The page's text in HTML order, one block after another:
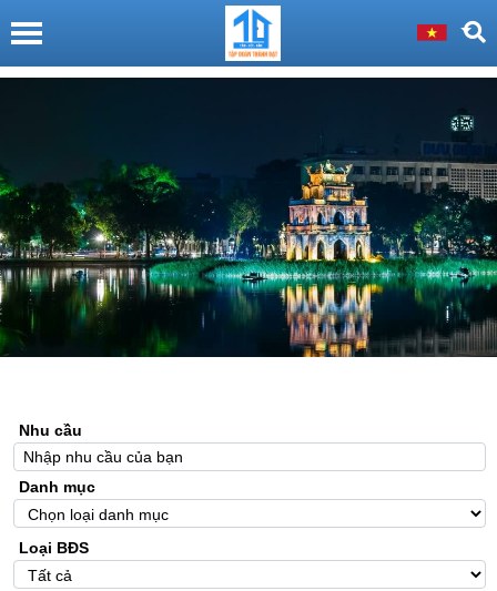
Nhu cầu
Danh mục
Loại BĐS